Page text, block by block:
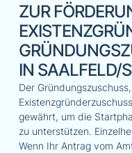
ZUR
IN SAALFELD/
Der
gewährt, um die
zu unterstützen.
Wenn Ihr Antrag vom